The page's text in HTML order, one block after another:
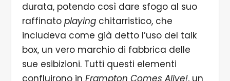
durata, potendo così dare sfogo al suo
raffinato playingchitarristico, che
includeva come già detto l’uso del talk
box, un vero marchio di fabbrica delle
sue esibizioni. Tutti questi elementi